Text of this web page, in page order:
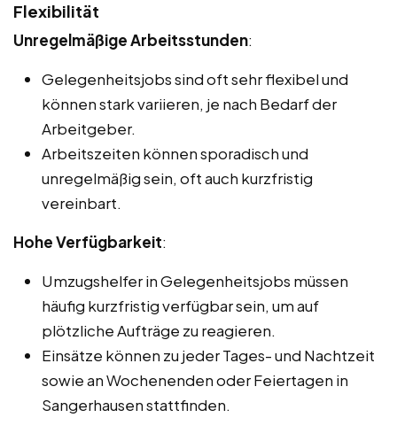
Flexibilität
Unregelmäßige Arbeitsstunden:
Gelegenheitsjobs sind oft sehr flexibel und
können stark variieren, je nach Bedarf der
Arbeitgeber.
Arbeitszeiten können sporadisch und
unregelmäßig sein, oft auch kurzfristig
vereinbart.
Hohe Verfügbarkeit:
Umzugshelfer in Gelegenheitsjobs müssen
häufig kurzfristig verfügbar sein, um auf
plötzliche Aufträge zu reagieren.
Einsätze können zu jeder Tages- und Nachtzeit
sowie an Wochenenden oder Feiertagen in
Sangerhausen stattfinden.